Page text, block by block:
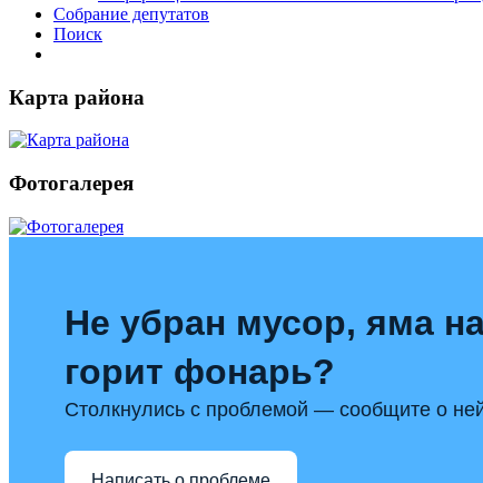
Собрание депутатов
Поиск
Карта района
Фотогалерея
Не убран мусор, яма
горит фонарь?
Столкнулись с проблемой — сообщите о